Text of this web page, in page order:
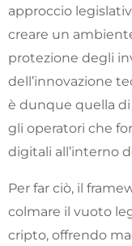
approccio
creare un
protezione degli
dell’innovazione
è dunque quella
gli operatori che
digitali all’interno
Per far ciò, il
colmare il vuoto
cripto, offrendo